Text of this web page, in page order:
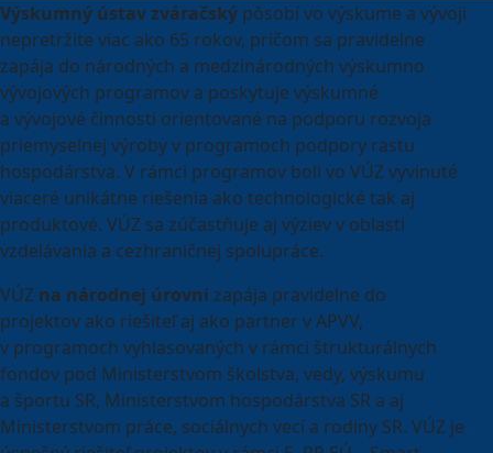
Výskumný ústav zváračský pôsobí vo výskume a vývoji
nepretržite viac ako 65 rokov, pričom sa pravidelne
zapája do národných a medzinárodných výskumno
vývojových programov a poskytuje výskumné
a vývojové činnosti orientované na podporu rozvoja
priemyselnej výroby v programoch podpory rastu
hospodárstva. V rámci programov boli vo VÚZ vyvinuté
viaceré unikátne riešenia ako technologické tak aj
produktové. VÚZ sa zúčastňuje aj výziev v oblasti
vzdelávania a cezhraničnej spolupráce.
VÚZ na národnej úrovni zapája pravidelne do
projektov ako riešiteľ aj ako partner v APVV,
v programoch vyhlasovaných v rámci štrukturálnych
fondov pod Ministerstvom školstva, vedy, výskumu
a športu SR, Ministerstvom hospodárstva SR a aj
Ministerstvom práce, sociálnych vecí a rodiny SR. VÚZ je